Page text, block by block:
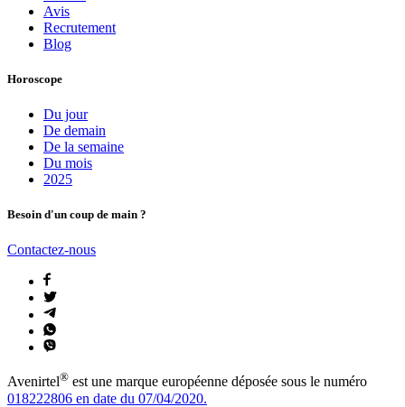
Avis
Recrutement
Blog
Horoscope
Du jour
De demain
De la semaine
Du mois
2025
Besoin d'un coup de main ?
Contactez-nous
Avenirtel® est une marque européenne déposée sous le numéro
018222806 en date du 07/04/2020.